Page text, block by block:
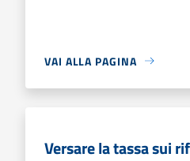
VAI ALLA PAGINA
Versare la tassa sui